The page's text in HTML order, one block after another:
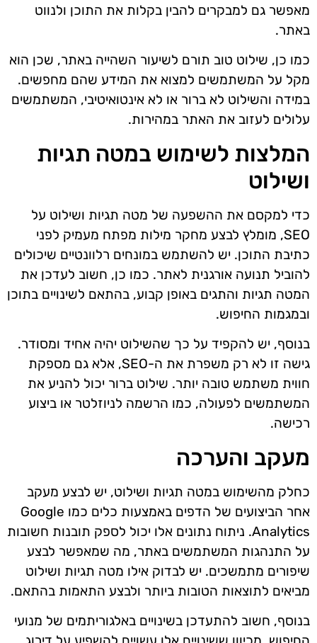
מאפשר גם למבקרים להבין בקלות את התוכן ולנווט
באתר.
כמו כן, שילוט טוב תורם לשיעור השהייה באתר, שכן הוא
מקל על המשתמשים למצוא את המידע שהם מחפשים.
במידה והשילוט לא ברור או לא אינטואיטיבי, המשתמשים
עלולים לעזוב את האתר במהירות.
המלצות לשימוש במטה תגיות
ושילוט
כדי למקסם את ההשפעה של מטה תגיות ושילוט על
SEO, מומלץ לבצע מחקר מילות מפתח מעמיק לפני
כתיבת התוכן. יש להשתמש במונחים רלוונטיים שיכולים
להוביל תנועה אורגנית לאתר. כמו כן, חשוב לעדכן את
המטה תגיות והתגים באופן קבוע, בהתאם לשינויים בתוכן
ובמגמות החיפוש.
בנוסף, יש להקפיד על כך שהשילוט יהיה אחיד ומסודר.
גישה זו לא רק משפרת את ה-SEO, אלא גם מספקת
חווית משתמש טובה יותר. שילוט ברור יכול להניע את
המשתמשים לפעולה, כמו הרשמה לניוזלטר או ביצוע
רכישה.
מעקב והערכה
כחלק מהשימוש במטה תגיות ושילוט, יש לבצע מעקב
אחר הביצועים של הדפים באמצעות כלים כמו Google
Analytics. ניתוח נתונים אלו יכול לספק תובנות חשובות
על התנהגות המשתמשים באתר, מה שמאפשר לבצע
שיפורים מתמשכים. יש לבדוק אילו מטה תגיות ושילוט
מביאים לתוצאות הטובות ביותר ולבצע התאמות בהתאם.
בנוסף, חשוב להתעדכן בשינויים באלגוריתמים של מנועי